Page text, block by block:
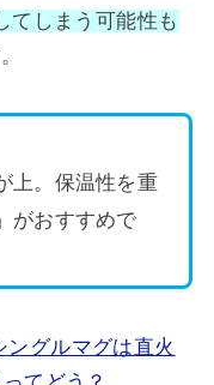
てしまう可能性も
上。保温性を重
がおすすめで
ングルマグは直火